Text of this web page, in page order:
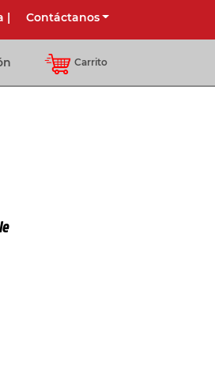
| Contáctanos
Carrito